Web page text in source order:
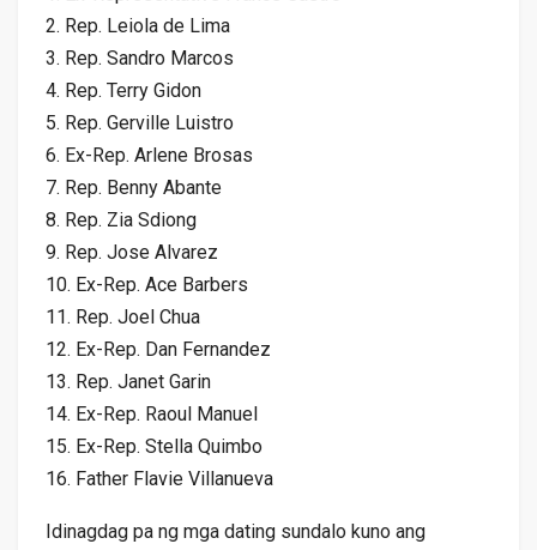
2. Rep. Leiola de Lima
3. Rep. Sandro Marcos
4. Rep. Terry Gidon
5. Rep. Gerville Luistro
6. Ex-Rep. Arlene Brosas
7. Rep. Benny Abante
8. Rep. Zia Sdiong
9. Rep. Jose Alvarez
10. Ex-Rep. Ace Barbers
11. Rep. Joel Chua
12. Ex-Rep. Dan Fernandez
13. Rep. Janet Garin
14. Ex-Rep. Raoul Manuel
15. Ex-Rep. Stella Quimbo
16. Father Flavie Villanueva
Idinagdag pa ng mga dating sundalo kuno ang